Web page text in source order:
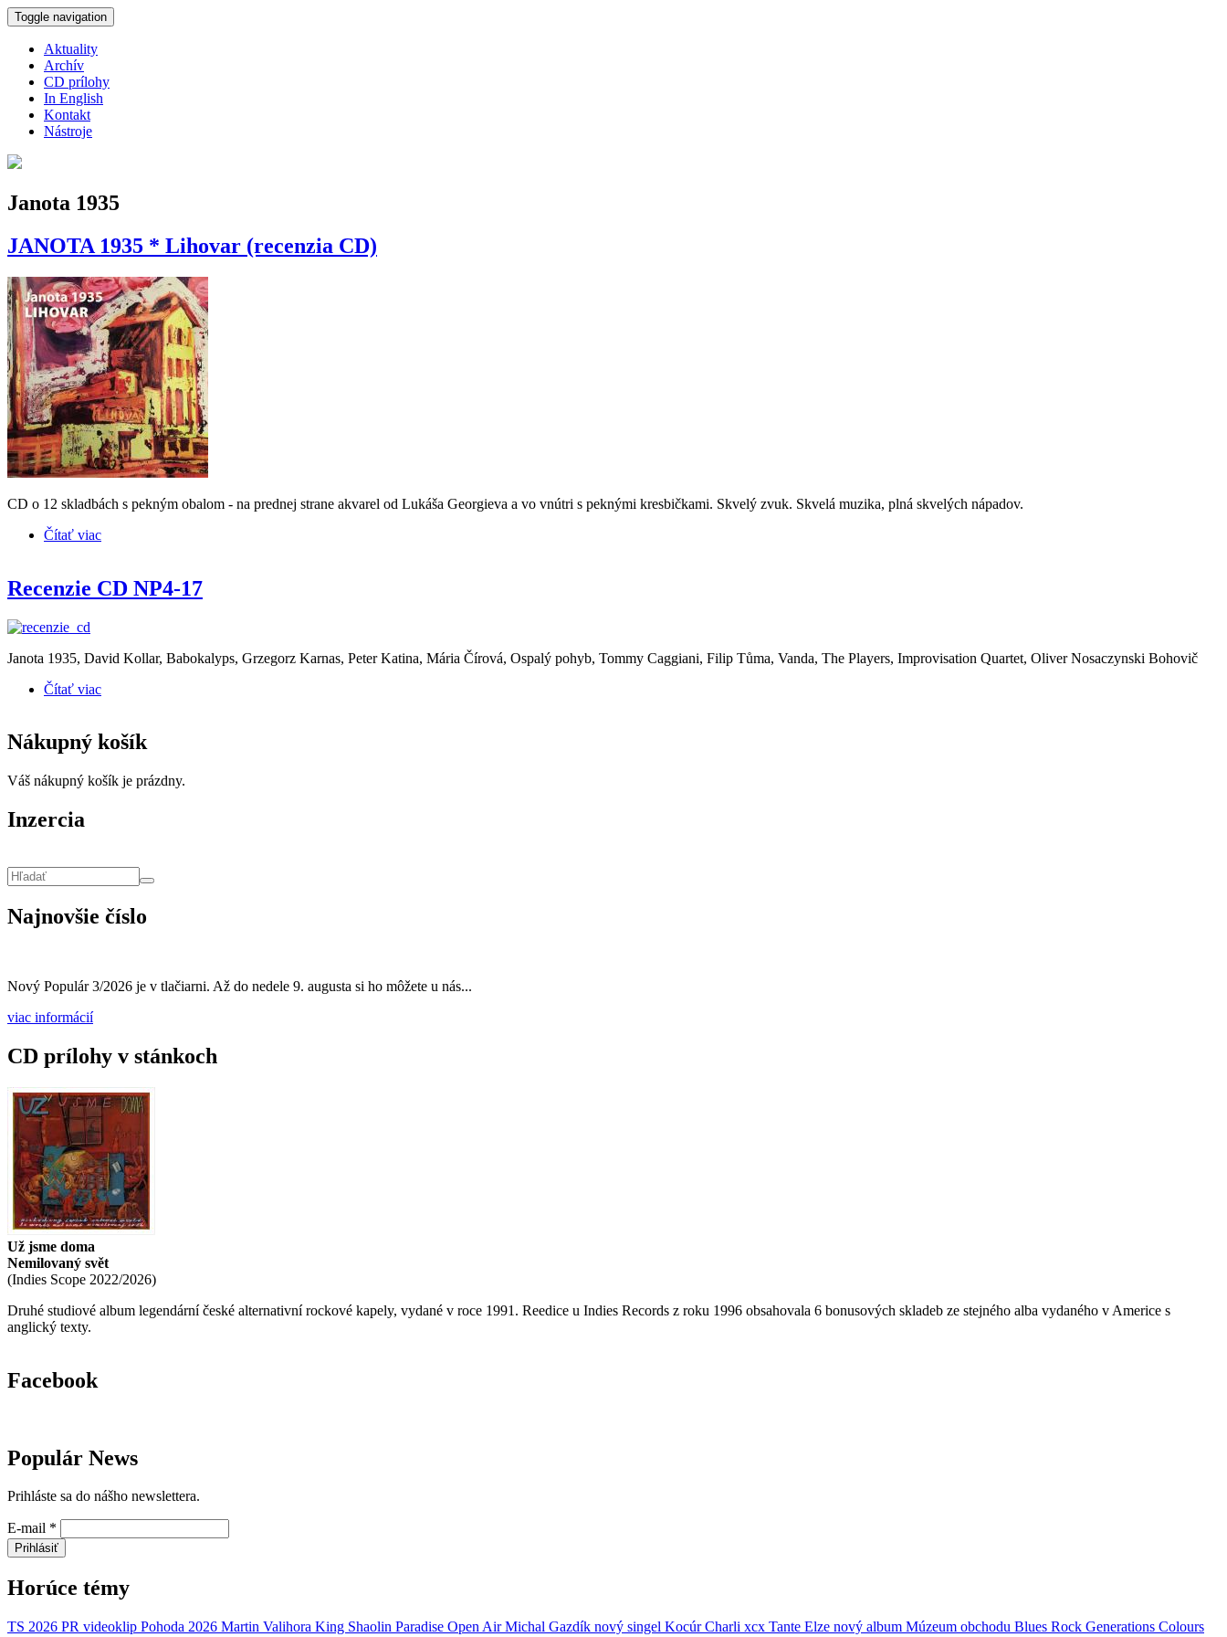
Skočiť na hlavný obsah
Toggle navigation
Aktuality
Archív
CD prílohy
In English
Kontakt
Nástroje
Janota 1935
JANOTA 1935 * Lihovar (recenzia CD)
CD o 12 skladbách s pekným obalom - na prednej strane akvarel od Lukáša Georgieva a vo vnútri s peknými kresbičkami. Skvelý zvuk. Skvelá muzika, plná skvelých nápadov.
Čítať viac
Recenzie CD NP4-17
Janota 1935, David Kollar, Babokalyps, Grzegorz Karnas, Peter Katina, Mária Čírová, Ospalý pohyb, Tommy Caggiani, Filip Tůma, Vanda, The Players, Improvisation Quartet, Oliver Nosaczynski Bohovič
Čítať viac
Nákupný košík
Váš nákupný košík je prázdny.
Inzercia
Najnovšie číslo
Nový Populár 3/2026 je v tlačiarni. Až do nedele 9. augusta si ho môžete u nás...
viac informácií
CD prílohy v stánkoch
Už jsme doma
Nemilovaný svět
(Indies Scope 2022/2026)
Druhé studiové album legendární české alternativní rockové kapely, vydané v roce 1991. Reedice u Indies Records z roku 1996 obsahovala 6 bonusových skladeb ze stejného alba vydaného v Americe s
anglický texty.
Facebook
Populár News
Prihláste sa do nášho newslettera.
E-mail *
Prihlásiť
Horúce témy
TS 2026 PR videoklip Pohoda 2026 Martin Valihora King Shaolin Paradise Open Air Michal Gazdík nový singel Kocúr Charli xcx Tante Elze nový album Múzeum obchodu Blues Rock Generations Colours